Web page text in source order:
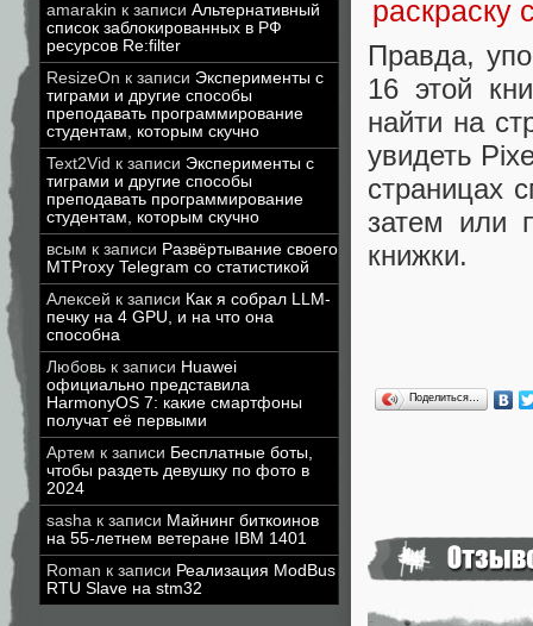
amarakin к записи Альтернативный
список заблокированных в РФ
ресурсов Re:filter
ResizeOn к записи Эксперименты с
тиграми и другие способы
преподавать программирование
студентам, которым скучно
Text2Vid к записи Эксперименты с
тиграми и другие способы
преподавать программирование
студентам, которым скучно
всым к записи Развёртывание своего
MTProxy Telegram со статистикой
Алексей к записи Как я собрал LLM-
печку на 4 GPU, и на что она
способна
Любовь к записи Huawei
официально представила
HarmonyOS 7: какие смартфоны
получат её первыми
Артем к записи Бесплатные боты,
чтобы раздеть девушку по фото в
2024
sasha к записи Майнинг биткоинов
на 55-летнем ветеране IBM 1401
Roman к записи Реализация ModBus
RTU Slave на stm32
Правда,
16 этой
найти на
увидеть
страницах
затем или
книжки.
Поделиться…